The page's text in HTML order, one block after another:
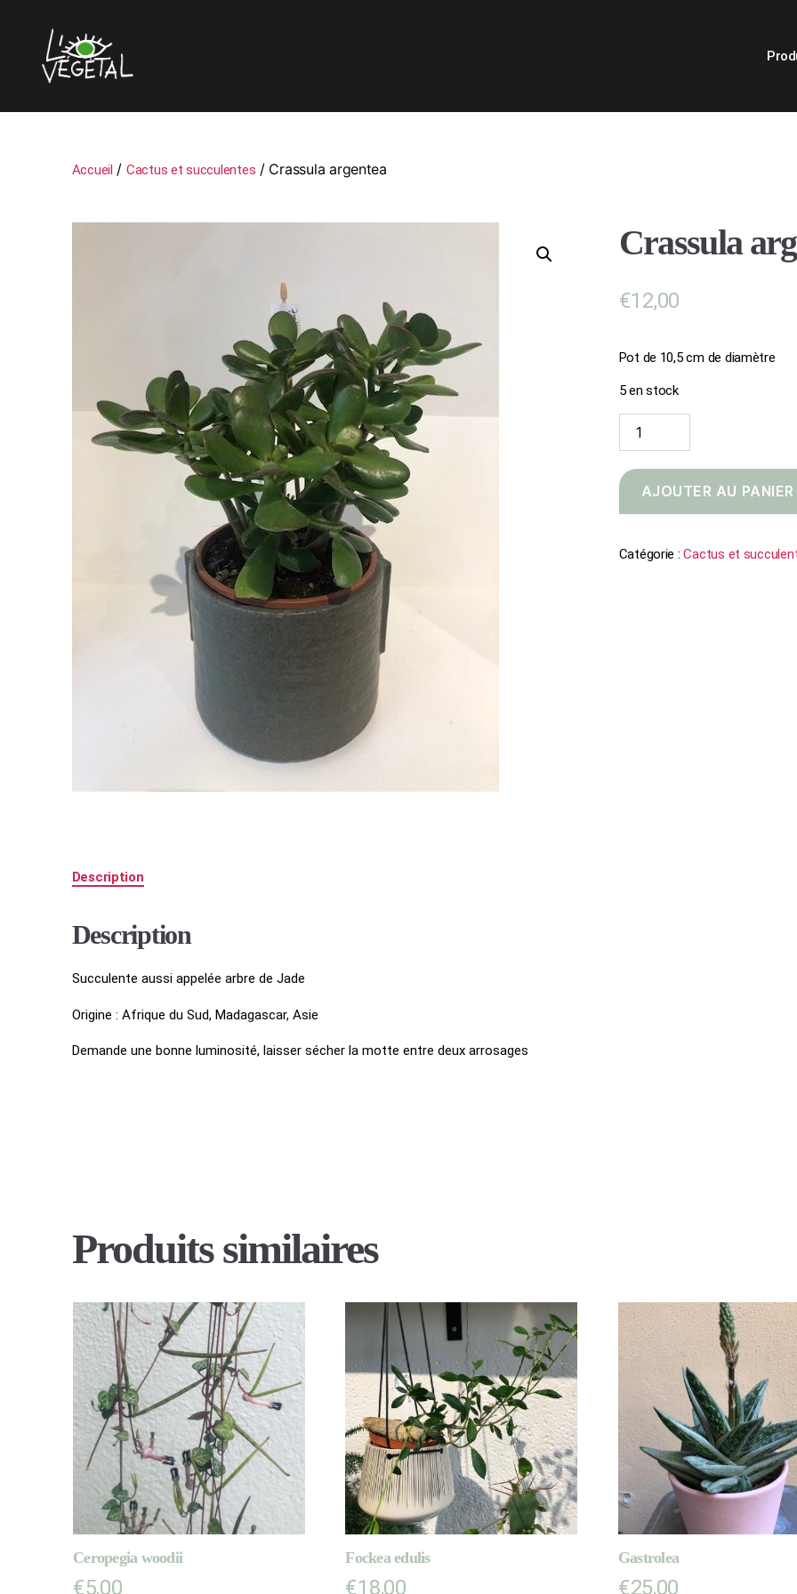
Accueil / Cactus et succulentes / Crassula argentea
Crassula
€12,00
Pot de 10,5 cm de diamètre
5 en stock
Crassula
argentea
AJOUTER AU PANIER
Catégorie :Cactus et
Description
Description
Succulente aussi appelée arbre de Jade
Origine : Afrique du Sud, Madagascar, Asie
Demande une bonne luminosité, laisser sécher la motte entre deux arrosages
Produits similaires
Ceropegia woodii
€5,00
Fockea edulis
€18,00
Gastrolea
€25,00